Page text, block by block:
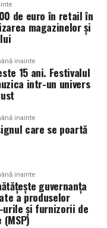
de euro în retail în
magazinelor și
inainte
15 ani. Festivalul
intr-un univers
inainte
care se poartă
inainte
guvernanța
a produselor
urile și furnizorii de